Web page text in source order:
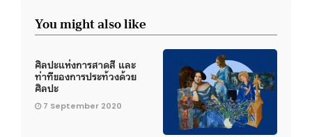
You might also like
ศิลปะแห่งการสาดสี และ
ท่าทีของการประท้วงด้วย
ศิลปะ
7 September 2020